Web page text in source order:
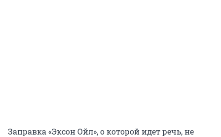
Заправка «Эксон Ойл», о которой идет речь, не